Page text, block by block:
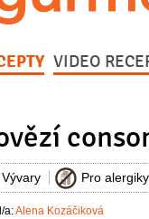
VIDEO
Vývary Pro
a:Alena Kozáčiková